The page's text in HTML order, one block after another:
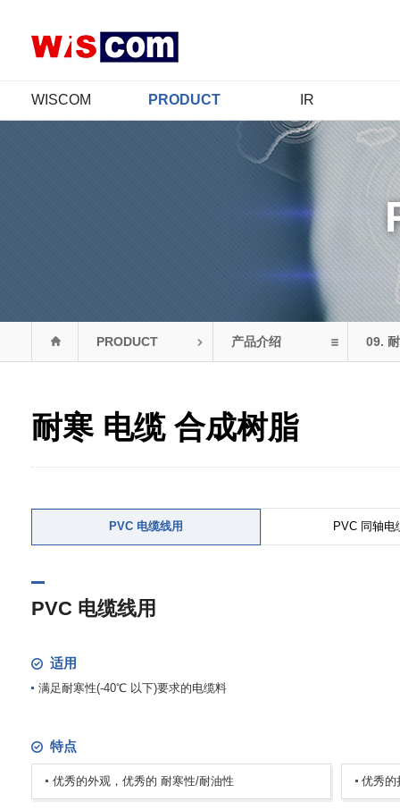
WISCOM PRODUCT IR
IR概要
股价信息
财务信息
公示信息
PRODUCT 产品介绍 09.
耐寒 电缆 合成树脂
PVC 电缆线用 PVC 同轴电
PVC 电缆线用
适用
满足耐寒性(-40℃ 以下)要求的电缆料
特点
优秀的外观，优秀的 耐寒性/耐油性 优秀的